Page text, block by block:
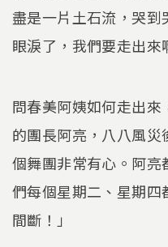
盡是一片土石流，哭
眼淚了，我們要走出來
問春美阿姨如何走出
的團長阿亮，八八風
個舞團非常有心。阿亮
們每個星期二、星期四
間斷！」